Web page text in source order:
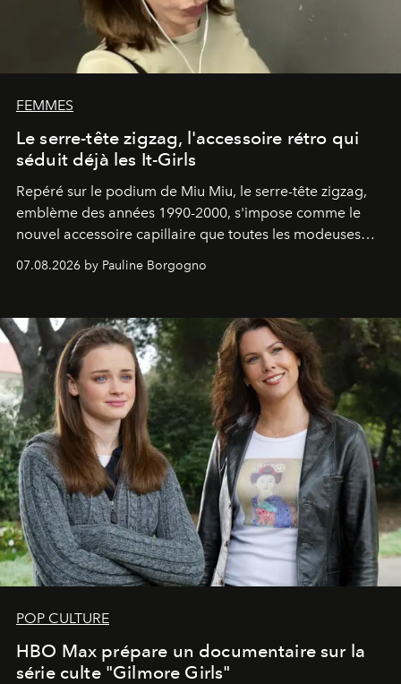
FEMMES
Le serre-tête zigzag, l'accessoire rétro qui
séduit déjà les It-Girls
Repéré sur le podium de Miu Miu, le serre-tête zigzag,
emblème des années 1990-2000, s'impose comme le
nouvel accessoire capillaire que toutes les modeuses
s'arrachent déjà.
07.08.2026 by Pauline Borgogno
POP CULTURE
HBO Max prépare un documentaire sur la
série culte "Gilmore Girls"